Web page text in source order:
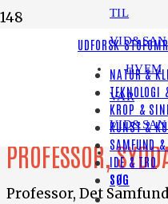
TIL
HVEM
VAR
UDFORSK
NATUR &
TEKNOLOGI
KROP &
KUNST &
SAMFUND
IDE & TRO
SØG
Egon Noe
PROFESSOR,
Professor, Det